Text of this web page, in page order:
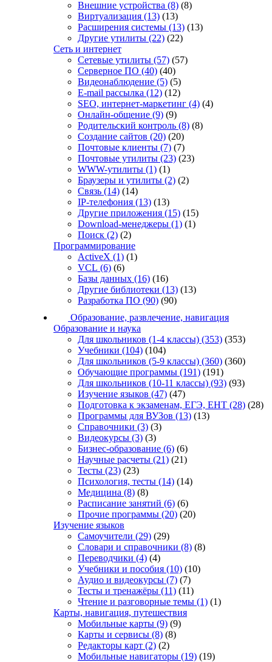
Внешние устройства (8) (8)
Виртуализация (13) (13)
Расширения системы (13) (13)
Другие утилиты (22) (22)
Сеть и интернет
Сетевые утилиты (57) (57)
Серверное ПО (40) (40)
Видеонаблюдение (5) (5)
E-mail рассылка (12) (12)
SEO, интернет-маркетинг (4) (4)
Онлайн-общение (9) (9)
Родительский контроль (8) (8)
Создание сайтов (20) (20)
Почтовые клиенты (7) (7)
Почтовые утилиты (23) (23)
WWW-утилиты (1) (1)
Браузеры и утилиты (2) (2)
Связь (14) (14)
IP-телефония (13) (13)
Другие приложения (15) (15)
Download-менеджеры (1) (1)
Поиск (2) (2)
Программирование
ActiveX (1) (1)
VCL (6) (6)
Базы данных (16) (16)
Другие библиотеки (13) (13)
Разработка ПО (90) (90)
Образование, развлечение, навигация
Образование и наука
Для школьников (1-4 классы) (353) (353)
Учебники (104) (104)
Для школьников (5-9 классы) (360) (360)
Обучающие программы (191) (191)
Для школьников (10-11 классы) (93) (93)
Изучение языков (47) (47)
Подготовка к экзаменам, ЕГЭ, ЕНТ (28) (28)
Программы для ВУЗов (13) (13)
Справочники (3) (3)
Видеокурсы (3) (3)
Бизнес-образование (6) (6)
Научные расчеты (21) (21)
Тесты (23) (23)
Психология, тесты (14) (14)
Медицина (8) (8)
Расписание занятий (6) (6)
Прочие программы (20) (20)
Изучение языков
Самоучители (29) (29)
Словари и справочники (8) (8)
Переводчики (4) (4)
Учебники и пособия (10) (10)
Аудио и видеокурсы (7) (7)
Тесты и тренажёры (11) (11)
Чтение и разговорные темы (1) (1)
Карты, навигация, путешествия
Мобильные карты (9) (9)
Карты и сервисы (8) (8)
Редакторы карт (2) (2)
Мобильные навигаторы (19) (19)